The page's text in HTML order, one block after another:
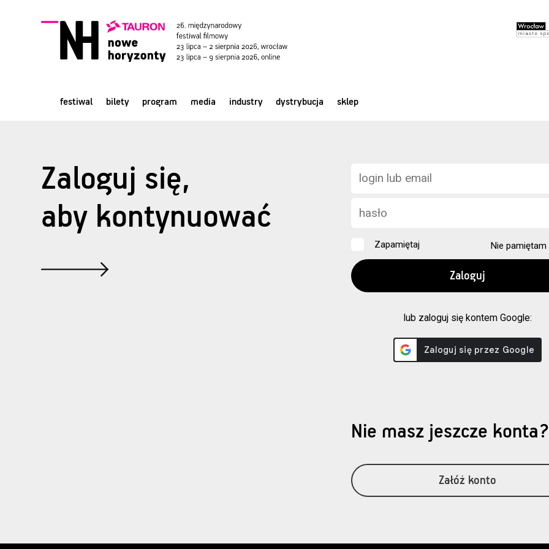
festiwal bilety program media industry dystrybucja sklep
Zaloguj się,
aby kontynuować
Zapamiętaj Nie pamiętam
lub zaloguj się kontem Google:
Nie masz jeszcze konta?
Załóż konto